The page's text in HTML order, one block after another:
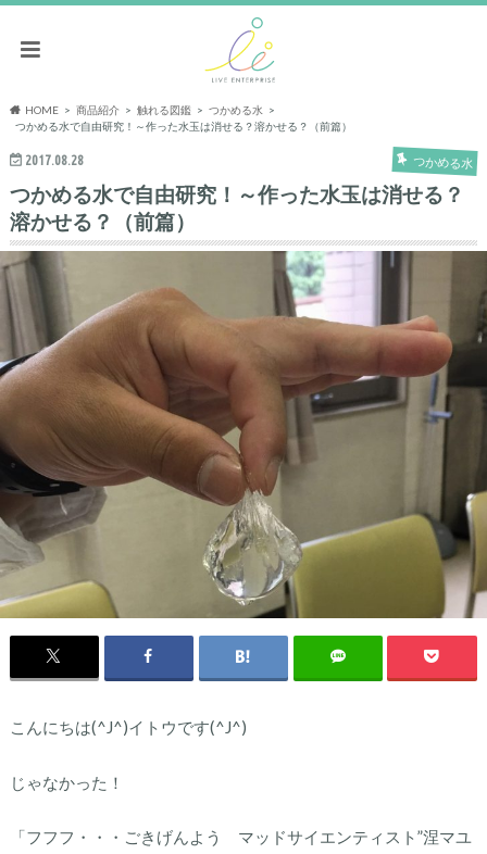
HOME 商品紹介 触れる図鑑
つかめる水
つかめる水で自由研究！～作った水玉は消せる？溶かせる？（前篇）
2017.08.28 つかめる水
つかめる水で自由研究！～作った水玉は消せる？
溶かせる？（前篇）
こんにちは(^J^)イトウです(^J^)
じゃなかった！
「フフフ・・・ごきげんよう マッドサイエンティスト”涅マユ